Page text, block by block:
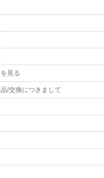
見る
/交換につきまして